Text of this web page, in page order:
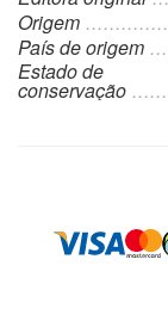
Origem
País de origem
Estado de
conservação